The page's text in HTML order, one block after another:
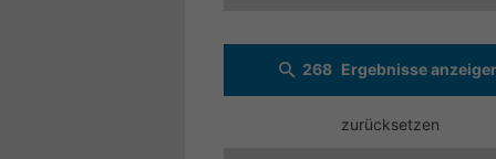
268 Ergebnisse
zurücksetzen